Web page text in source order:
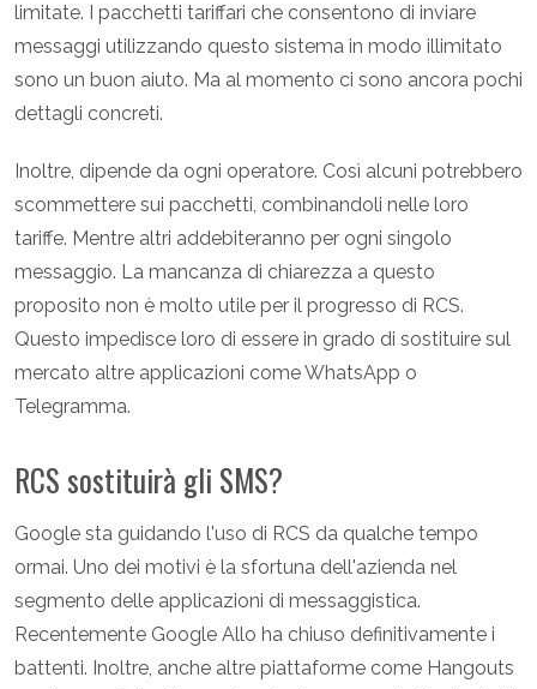
limitate. I pacchetti tariffari che consentono di inviare
messaggi utilizzando questo sistema in modo illimitato
sono un buon aiuto. Ma al momento ci sono ancora pochi
dettagli concreti.
Inoltre, dipende da ogni operatore. Così alcuni potrebbero
scommettere sui pacchetti, combinandoli nelle loro
tariffe. Mentre altri addebiteranno per ogni singolo
messaggio. La mancanza di chiarezza a questo
proposito non è molto utile per il progresso di RCS.
Questo impedisce loro di essere in grado di sostituire sul
mercato altre applicazioni come WhatsApp o
Telegramma.
RCS sostituirà gli SMS?
Google sta guidando l'uso di RCS da qualche tempo
ormai. Uno dei motivi è la sfortuna dell'azienda nel
segmento delle applicazioni di messaggistica.
Recentemente Google Allo ha chiuso definitivamente i
battenti. Inoltre, anche altre piattaforme come Hangouts